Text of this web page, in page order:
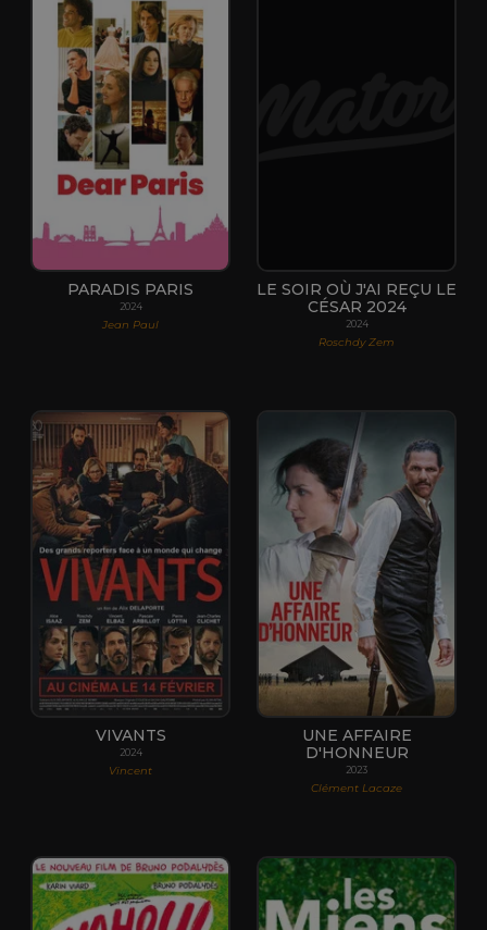
PARADIS PARIS
2024
Jean Paul
LE SOIR OÙ J'AI REÇU LE
CÉSAR 2024
2024
Roschdy Zem
VIVANTS
2024
Vincent
UNE AFFAIRE
D'HONNEUR
2023
Clément Lacaze